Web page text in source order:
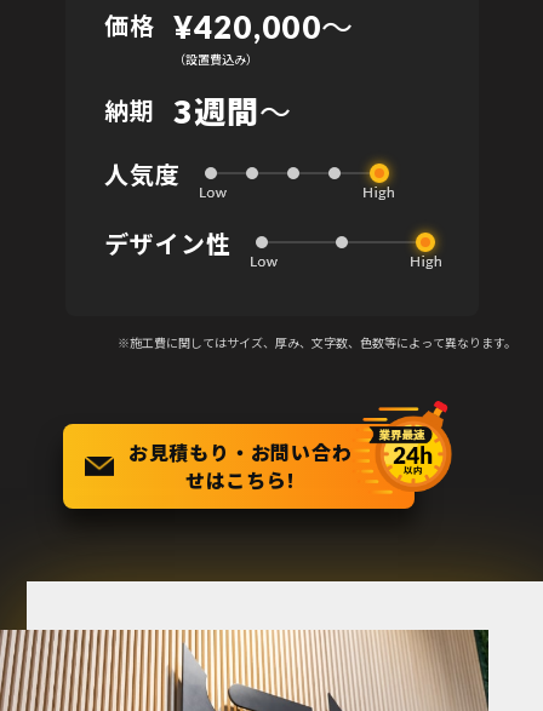
価格 ¥420,000〜
（設置費込み）
納期 3週間～
人気度
デザイン性
※施工費に関してはサイズ、厚み、文字数、色数等によって異なります。
お見積もり・お問い合わ
せはこちら!